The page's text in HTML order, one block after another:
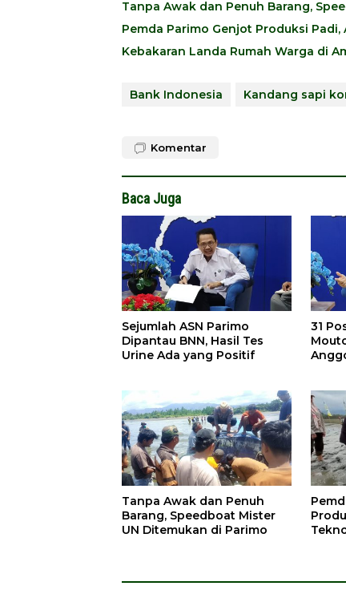
Tanpa Awak dan Penuh Barang,
Pemda Parimo Genjot Produksi
Kebakaran Landa Rumah Warga di
Bank Indonesia Kandang sapi
Komentar
Baca Juga
Sejumlah ASN Parimo
Dipantau BNN, Hasil Tes
Urine Ada yang Positif
31
Tanpa Awak dan Penuh
Barang, Speedboat Mister
UN Ditemukan di Parimo